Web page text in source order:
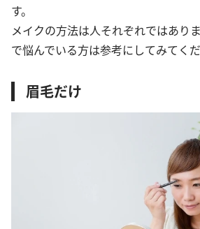
す。
メイクの方法は人それぞれではあり
で悩んでいる方は参考にしてみてくだ
眉毛だけ